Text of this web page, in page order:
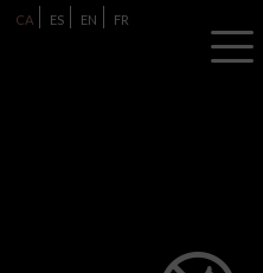
CA ES EN FR